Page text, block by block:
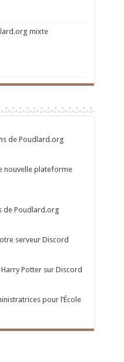
mixte
de Poudlard.org
nouvelle plateforme
de Poudlard.org
serveur Discord
Potter sur Discord
pour l’École